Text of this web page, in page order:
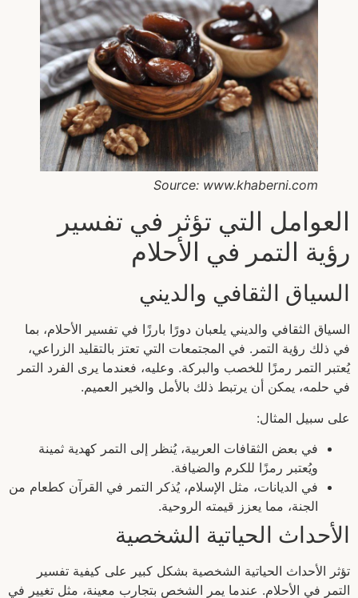
Source: www.khaberni.com
العوامل التي تؤثر في تفسير
رؤية التمر في الأحلام
السياق الثقافي والديني
السياق الثقافي والديني يلعبان دورًا بارزًا في تفسير الأحلام، بما
في ذلك رؤية التمر. في المجتمعات التي تعتز بالتقليد الزراعي،
يُعتبر التمر رمزًا للخصب والبركة. وعليه، فعندما يرى الفرد التمر
في حلمه، يمكن أن يرتبط ذلك بالأمل والخير العميم.
على سبيل المثال:
في بعض الثقافات العربية، يُنظر إلى التمر كهدية ثمينة
ويُعتبر رمزًا للكرم والضيافة.
في الديانات، مثل الإسلام، يُذكر التمر في القرآن كطعام من
الجنة، مما يعزز قيمته الروحية.
الأحداث الحياتية الشخصية
تؤثر الأحداث الحياتية الشخصية بشكل كبير على كيفية تفسير
التمر في الأحلام. عندما يمر الشخص بتجارب معينة، مثل تغيير في